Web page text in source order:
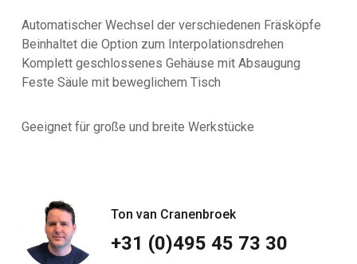
Automatischer Wechsel der verschiedenen Fräsköpfe
Beinhaltet die Option zum Interpolationsdrehen
Komplett geschlossenes Gehäuse mit Absaugung
Feste Säule mit beweglichem Tisch
Geeignet für große und breite Werkstücke
Ton van Cranenbroek
+31 (0)495 45 73 30